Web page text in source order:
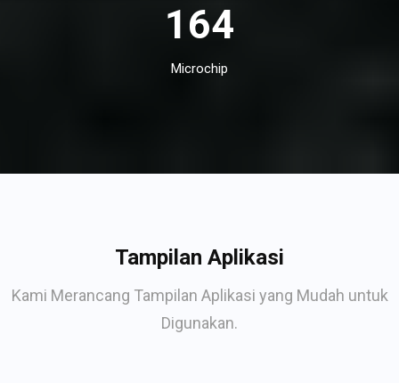
164
Microchip
Tampilan Aplikasi
Kami Merancang Tampilan Aplikasi yang Mudah untuk
Digunakan.